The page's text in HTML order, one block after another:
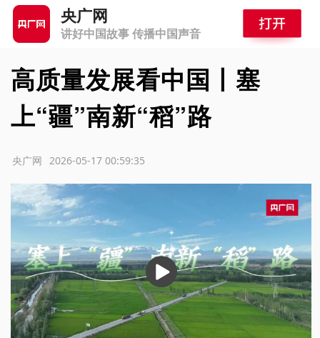
央广网
讲好中国故事 传播中国声音
高质量发展看中国丨塞
上“疆”南新“稻”路
2026-05-17 00:59:35
央广网
播
放